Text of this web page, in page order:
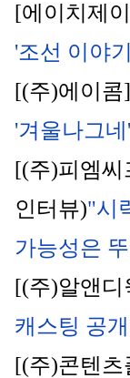
[에이치제
'조선 이야
[(주)에이콤]
'겨울나그
[(주)피엠
인터뷰)"시
가능성은
[(주)알앤디
캐스팅 공
[(주)콘텐츠